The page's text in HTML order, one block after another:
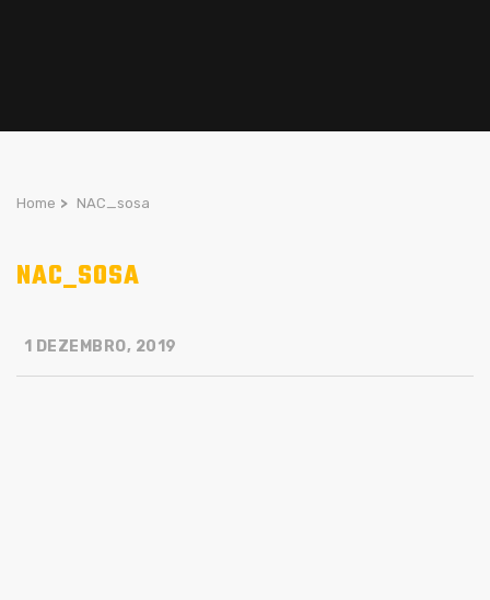
Home > NAC_sosa
NAC_SOSA
1 DEZEMBRO, 2019